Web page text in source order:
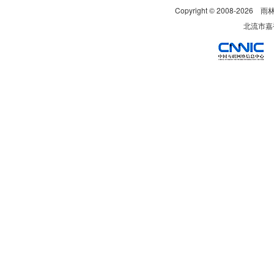
Copyright © 2008-2026
雨
北流市